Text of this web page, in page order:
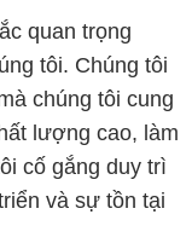
quan trọng
tôi. Chúng tôi
chúng tôi cung
lượng cao, làm
cố gắng duy trì
và sự tồn tại